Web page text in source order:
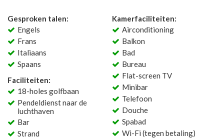
Gesproken talen:
Engels
Frans
Italiaans
Spaans
Faciliteiten:
18-holes golfbaan
Pendeldienst naar de
luchthaven
Bar
Strand
Kamerfaciliteiten:
Airconditioning
Balkon
Bad
Bureau
Flat-screen TV
Minibar
Telefoon
Douche
Spabad
Wi-Fi (tegen betaling)